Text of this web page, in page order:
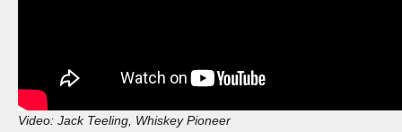
Video: Jack Teeling, Whiskey Pioneer